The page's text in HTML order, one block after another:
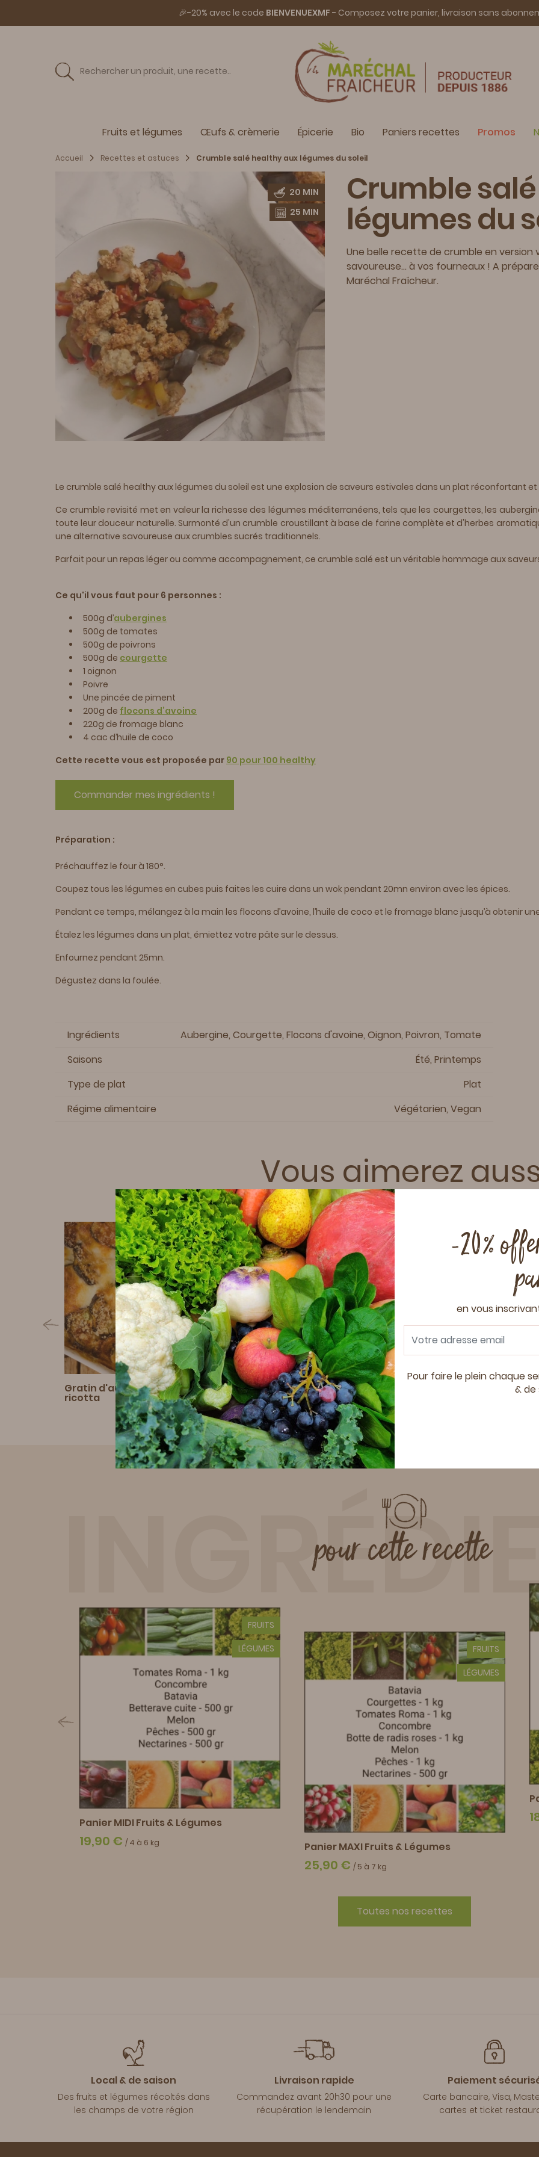
🎉-20% avec le code BIENVENUEXMF - Composez votre panier, livraison sans
Fruits et légumes Œufs & crèmerie Épicerie Bio Paniers recettes Promos
Accueil Recettes et astuces Crumble salé healthy aux légumes du soleil
20 MIN
25 MIN
Crumble
légumes du
Une belle recette de crumble en version
savoureuse... à vos fourneaux ! A
Maréchal Fraîcheur.
Le crumble salé healthy aux légumes du soleil est une explosion de saveurs estivales dans un plat réconfortant et
Ce crumble revisité met en valeur la richesse des légumes méditerranéens, tels que les courgettes, les
toute leur douceur naturelle. Surmonté d'un crumble croustillant à base de farine complète et d'herbes
une alternative savoureuse aux crumbles sucrés traditionnels.
Parfait pour un repas léger ou comme accompagnement, ce crumble salé est un véritable hommage aux
Ce qu'il vous faut pour 6 personnes :
500g d’aubergines
500g de tomates
500g de poivrons
500g de courgette
1 oignon
Poivre
Une pincée de piment
200g de flocons d’avoine
220g de fromage blanc
4 cac d’huile de coco
Cette recette vous est proposée par 90 pour 100 healthy
Commander mes ingrédients !
Préparation :
Préchauffez le four à 180°.
Coupez tous les légumes en cubes puis faites les cuire dans un wok pendant 20mn environ avec les épices.
Pendant ce temps, mélangez à la main les flocons d’avoine, l’huile de coco et le fromage blanc jusqu’à obtenir
Étalez les légumes dans un plat, émiettez votre pâte sur le dessus.
Enfournez pendant 25mn.
Dégustez dans la foulée.
Ingrédients
Aubergine, Courgette, Flocons d'avoine, Oignon, Poivron, Tomate
Saisons
Été, Printemps
Type de plat
Plat
Régime alimentaire
Végétarien, Vegan
Vous aimerez
15 MIN
35 MIN
Gratin d'aubergines pesto et
ricotta
10 MIN
25 MIN
Gaspacho surprise aux
courgettes
Tartines de courgettes
pour cette recette
FRUITS
LÉGUMES
Panier MIDI Fruits & Légumes
19,90 € / 4 à 6 kg
FRUITS
LÉGUMES
Panier MAXI Fruits & Légumes
25,90 € / 5 à 7 kg
Toutes nos recettes
-20%
en vous
Pour faire le plein chaque
& de
Local & de saison
Des fruits et légumes récoltés dans
les champs de votre région
Livraison rapide
Commandez avant 20h30 pour une
récupération le lendemain
Paiement
Carte bancaire, Visa,
cartes et ticket